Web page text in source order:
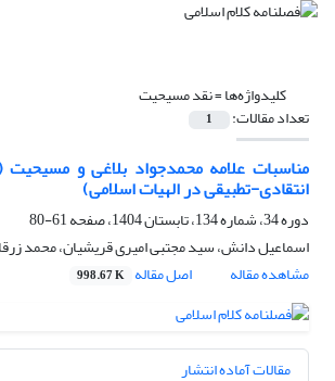
کلیدواژه‌ها =نقد مسیحیت
تعداد مقالات: 1
مناسبات علامه محمدجواد بلاغی و مسیحیت
انتقادی-تطبیقی در الهیات اسلامی)
دوره 34، شماره 134، تابستان 1404، صفحه
61-80
اسماعیل دانش، سید مجتبی امیری قریشیان، محمد
مشاهده مقاله
اصل مقاله 998.67 K
مقالات آماده انتشار